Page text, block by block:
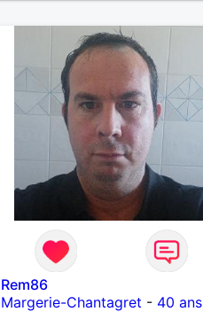
Rem86
Margerie-Chantagret - 40 ans